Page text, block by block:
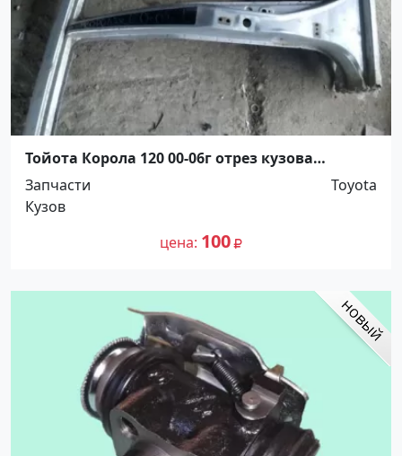
Тойота Корола 120 00-06г отрез кузова
Краснодар
Запчасти
Toyota
Кузов
цена 100